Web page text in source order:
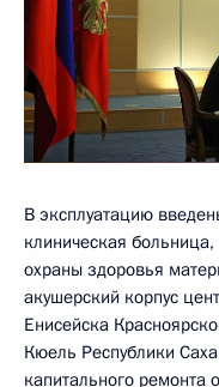
В эксплуатацию
клиническая
охраны здоровья
акушерский корпус
Енисейска
Кюель Республики
капитального ремонта